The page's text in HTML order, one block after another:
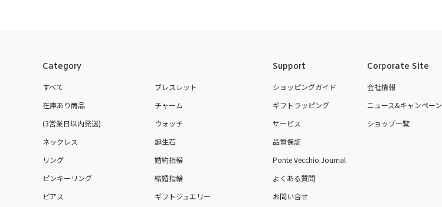
Category
すべて
在庫あり商品
(3営業日以内発送)
ネックレス
リング
ピンキーリング
ピアス
ブレスレット
チャーム
ウォッチ
誕生石
婚約指輪
結婚指輪
ギフトジュエリー
Support
ショッピングガイド
ギフトラッピング
サービス
品質保証
Ponte Vecchio Journal
よくある質問
お問い合せ
Corporate Site
会社情報
ニュース&キャンペーン
ショップ一覧